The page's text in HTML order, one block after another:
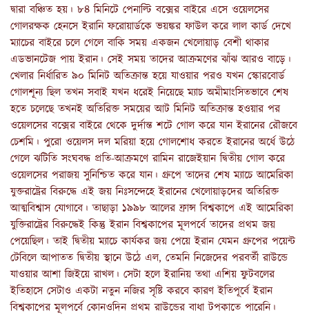
দ্বারা বঞ্চিত হয়। ৮৪ মিনিটে পেনাল্টি বক্সের বাইরে এসে ওয়েলসের
গোলরক্ষক হেনসে ইরানি ফরোয়ার্ডকে ভয়ঙ্কর ফাউল করে লাল কার্ড দেখে
ম্যাচের বাইরে চলে গেলে বাকি সময় একজন খেলোয়াড় বেশী থাকার
এডভানটেজ পায় ইরান। সেই সময় তাদের আক্রমণের ঝাঁঝ আরও বাড়ে।
খেলার নির্ধারিত ৯০ মিনিট অতিক্রান্ত হয়ে যাওয়ার পরও যখন স্কোরবোর্ড
গোলশূন্য ছিল তখন সবাই যখন ধরেই নিয়েছে ম্যাচ অমীমাংসিতভাবে শেষ
হতে চলেছে তখনই অতিরিক্ত সময়ের আট মিনিট অতিক্রান্ত হওয়ার পর
ওয়েলসের বক্সের বাইরে থেকে দুর্দান্ত শটে গোল করে যান ইরানের রৌজবে
চেশমি। পুরো ওয়েলস দল মরিয়া হয়ে গোলশোধ করতে ইরানের অর্ধে উঠে
গেলে ঝটিতি সংঘবদ্ধ প্রতি-আক্রমণে রামিন রাজেইয়ান দ্বিতীয় গোল করে
ওয়েলসের পরাজয় সুনিশ্চিত করে যান। গ্রুপে তাদের শেষ ম্যাচে আমেরিকা
যুক্তরাষ্ট্রের বিরুদ্ধে এই জয় নিঃসন্দেহে ইরানের খেলোয়াড়দের অতিরিক্ত
আত্মবিশ্বাস যোগাবে। তাছাড়া ১৯৯৮ আলের ফ্রান্স বিশ্বকাপে এই আমেরিকা
যুক্তিরাষ্ট্রের বিরুদ্ধেই কিন্তু ইরান বিশ্বকাপের মূলপর্বে তাদের প্রথম জয়
পেয়েছিল। তাই দ্বিতীয় ম্যাচে কার্যকর জয় পেয়ে ইরান যেমন গ্রুপের পয়েন্ট
টেবিলে আপাতত দ্বিতীয় স্থানে উঠে এল, তেমনি নিজেদের পরবর্তী রাউন্ডে
যাওয়ার আশা জিইয়ে রাখল। সেটা হলে ইরানিয় তথা এশিয় ফুটবলের
ইতিহাসে সেটাও একটা নতুন নজির সৃষ্টি করবে কারণ ইতিপূর্বে ইরান
বিশ্বকাপের মূলপর্বে কোনওদিন প্রথম রাউন্ডের বাধা টপকাতে পারেনি।